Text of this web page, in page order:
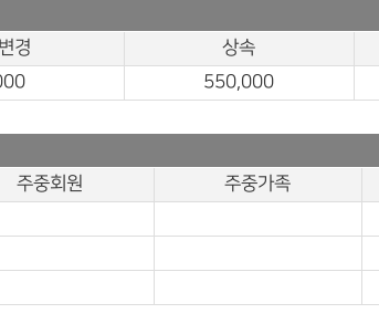
경 상속
550,000
주중회원 주중가족